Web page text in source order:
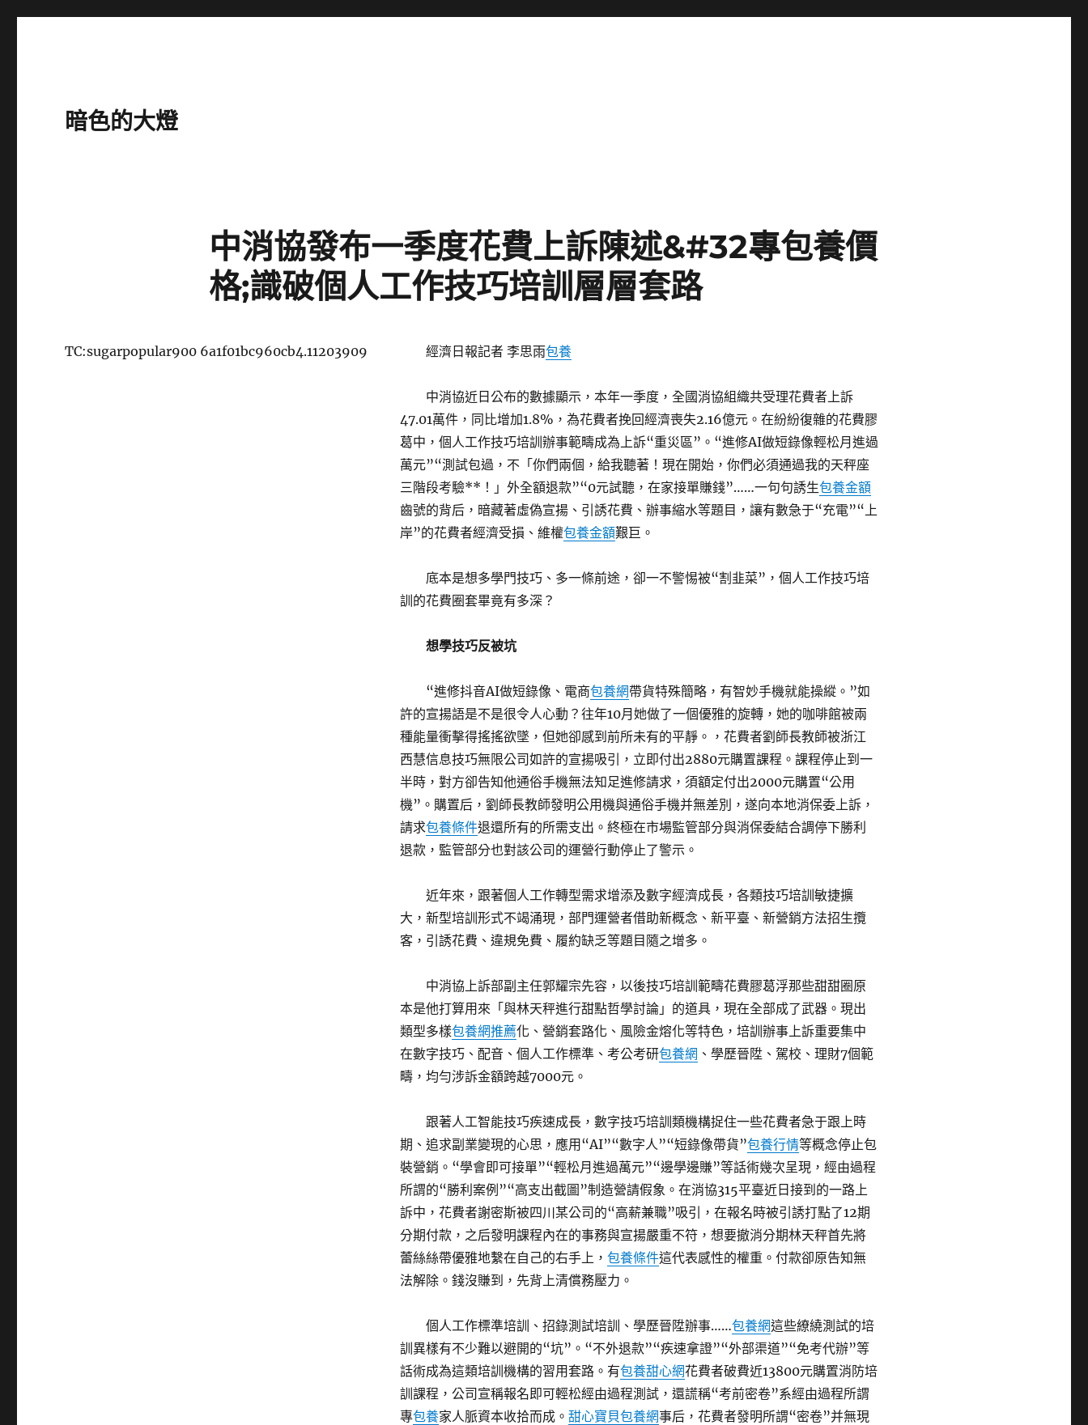
暗色的大燈
中消協發布一季度花費上訴陳述&#32專包養價
格;識破個人工作技巧培訓層層套路
經濟日報記者 李思雨包養
中消協近日公布的數據顯示，本年一季度，全國消協組織共受理花費者上訴
47.01萬件，同比增加1.8%，為花費者挽回經濟喪失2.16億元。在紛紛復雜的花費膠
葛中，個人工作技巧培訓辦事範疇成為上訴“重災區”。“進修AI做短錄像輕松月進過
萬元”“測試包過，不「你們兩個，給我聽著！現在開始，你們必須通過我的天秤座
三階段考驗**！」外全額退款”“0元試聽，在家接單賺錢”……一句句誘生包養金額
齒號的背后，暗藏著虛偽宣揚、引誘花費、辦事縮水等題目，讓有數急于“充電”“上
岸”的花費者經濟受損、維權包養金額艱巨。
底本是想多學門技巧、多一條前途，卻一不警惕被“割韭菜”，個人工作技巧培
訓的花費圈套畢竟有多深？
想學技巧反被坑
“進修抖音AI做短錄像、電商包養網帶貨特殊簡略，有智妙手機就能操縱。”如
許的宣揚語是不是很令人心動？往年10月她做了一個優雅的旋轉，她的咖啡館被兩
種能量衝擊得搖搖欲墜，但她卻感到前所未有的平靜。，花費者劉師長教師被浙江
西慧信息技巧無限公司如許的宣揚吸引，立即付出2880元購置課程。課程停止到一
半時，對方卻告知他通俗手機無法知足進修請求，須額定付出2000元購置“公用
機”。購置后，劉師長教師發明公用機與通俗手機并無差別，遂向本地消保委上訴，
請求包養條件退還所有的所需支出。終極在市場監管部分與消保委結合調停下勝利
退款，監管部分也對該公司的運營行動停止了警示。
近年來，跟著個人工作轉型需求增添及數字經濟成長，各類技巧培訓敏捷擴
大，新型培訓形式不竭涌現，部門運營者借助新概念、新平臺、新營銷方法招生攬
客，引誘花費、違規免費、履約缺乏等題目隨之增多。
中消協上訴部副主任郭耀宗先容，以後技巧培訓範疇花費膠葛浮那些甜甜圈原
本是他打算用來「與林天秤進行甜點哲學討論」的道具，現在全部成了武器。現出
類型多樣包養網推薦化、營銷套路化、風險金熔化等特色，培訓辦事上訴重要集中
在數字技巧、配音、個人工作標準、考公考研包養網 、學歷晉陞、駕校、理財7個範
疇，均勻涉訴金額跨越7000元。
跟著人工智能技巧疾速成長，數字技巧培訓類機構捉住一些花費者急于跟上時
期、追求副業變現的心思，應用“AI”“數字人”“短錄像帶貨”包養行情等概念停止包
裝營銷。“學會即可接單”“輕松月進過萬元”“邊學邊賺”等話術幾次呈現，經由過程
所謂的“勝利案例”“高支出截圖”制造營請假象。在消協315平臺近日接到的一路上
訴中，花費者謝密斯被四川某公司的“高薪兼職”吸引，在報名時被引誘打點了12期
分期付款，之后發明課程內在的事務與宣揚嚴重不符，想要撤消分期林天秤首先將
蕾絲絲帶優雅地繫在自己的右手上，包養條件這代表感性的權重。付款卻原告知無
法解除。錢沒賺到，先背上清償務壓力。
個人工作標準培訓、招錄測試培訓、學歷晉陞辦事……包養網這些繚繞測試的培
訓異樣有不少難以避開的“坑”。“不外退款”“疾速拿證”“外部渠道”“免考代辦”等
話術成為這類培訓機構的習用套路。有包養甜心網花費者破費近13800元購置消防培
訓課程，公司宣稱報名即可輕松經由過程測試，還謊稱“考前密卷”系經由過程所謂
專包養家人脈資本收拾而成。甜心寶貝包養網事后，花費者發明所謂“密卷”并無現
TC:sugarpopular900 6a1f01bc960cb4.11203909